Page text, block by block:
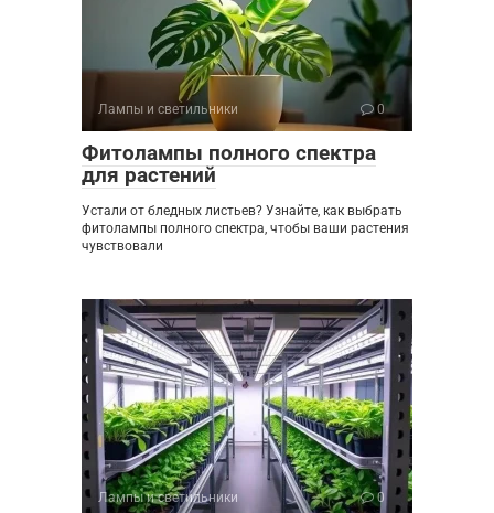
Лампы и светильники 0
Фитолампы полного спектра
для растений
Устали от бледных листьев? Узнайте, как выбрать
фитолампы полного спектра, чтобы ваши растения
чувствовали
Лампы и светильники 0